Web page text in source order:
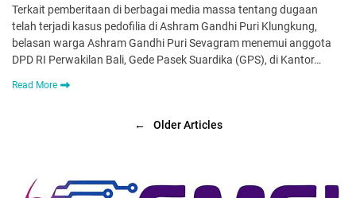
Terkait pemberitaan di berbagai media massa tentang dugaan
telah terjadi kasus pedofilia di Ashram Gandhi Puri Klungkung,
belasan warga Ashram Gandhi Puri Sevagram menemui anggota
DPD RI Perwakilan Bali, Gede Pasek Suardika (GPS), di Kantor…
Read More
← Older Articles